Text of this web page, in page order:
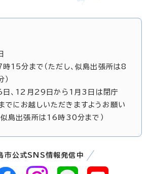
15分まで（ただし、似島出張所は8
6日、12月29日から1月3日は閉庁
でにお越しいただきますようお願い
似島出張所は16時30分まで）
市公式SNS情報発信中